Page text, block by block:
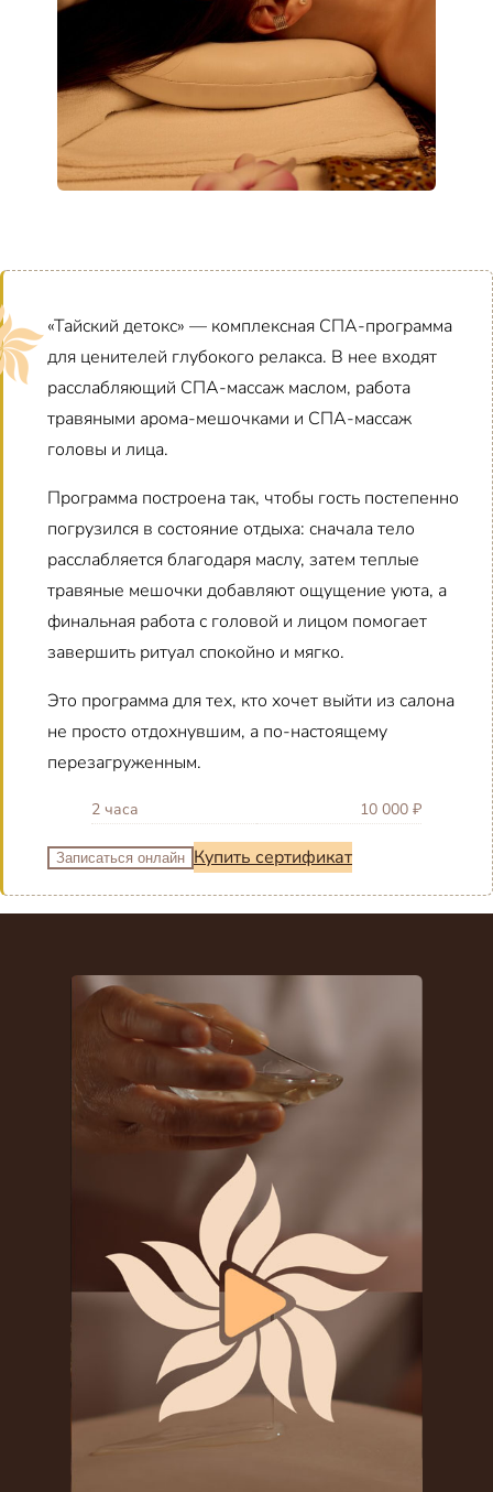
«Тайский детокс» — комплексная СПА-программа
для ценителей глубокого релакса. В нее входят
расслабляющий СПА-массаж маслом, работа
травяными арома-мешочками и СПА-массаж
головы и лица.
Программа построена так, чтобы гость постепенно
погрузился в состояние отдыха: сначала тело
расслабляется благодаря маслу, затем теплые
травяные мешочки добавляют ощущение уюта, а
финальная работа с головой и лицом помогает
завершить ритуал спокойно и мягко.
Это программа для тех, кто хочет выйти из салона
не просто отдохнувшим, а по-настоящему
перезагруженным.
2 часа 10 000 ₽
Записаться онлайн Купить сертификат